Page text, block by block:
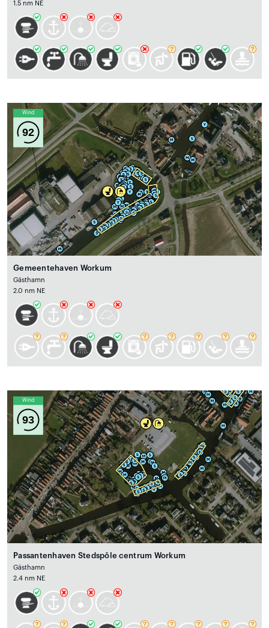
1.5 nm NE
Wind
92
Gemeentehaven Workum
Gästhamn
2.0 nm NE
Wind
93
Passantenhaven Stedspôle centrum Workum
Gästhamn
2.4 nm NE